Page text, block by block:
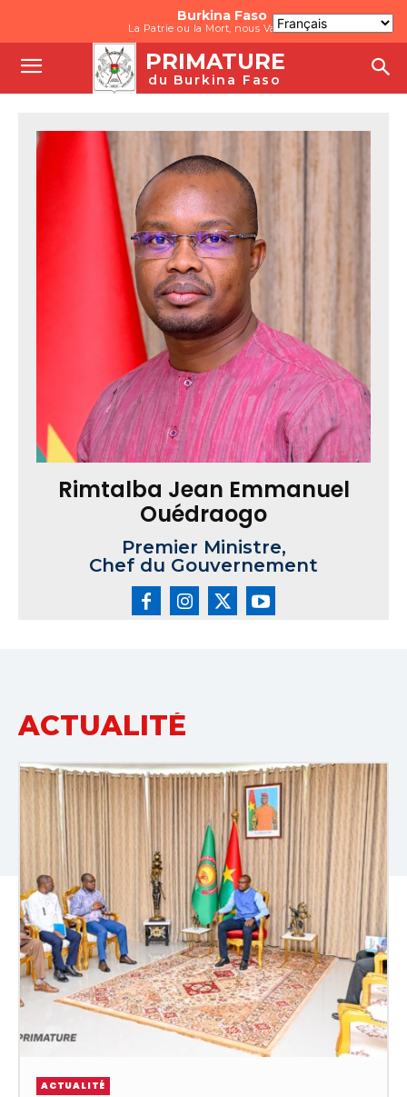
Burkina Faso
La Patrie ou la Mort, nous Vaincrons
PRIMATURE
du Burkina Faso
Rimtalba Jean Emmanuel
Ouédraogo
Premier Ministre,
Chef du Gouvernement
ACTUALITÉ
ACTUALITÉ